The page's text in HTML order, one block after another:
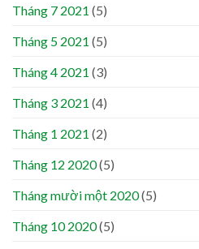
Tháng 7 2021 (5)
Tháng 5 2021 (5)
Tháng 4 2021 (3)
Tháng 3 2021 (4)
Tháng 1 2021 (2)
Tháng 12 2020(5)
Tháng mười một 2020(5)
Tháng 10 2020(5)